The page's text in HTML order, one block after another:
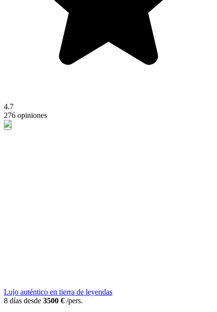
4.7
276 opiniones
Lujo auténtico en tierra de leyendas
8 días desde 3500 € /pers.